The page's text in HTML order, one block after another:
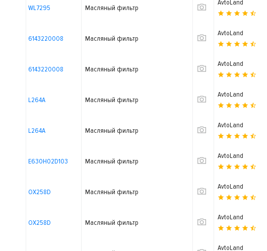
WL7295 Масляный фильтр
AvtoLand
6143220008 Масляный фильтр
AvtoLand
6143220008 Масляный фильтр
AvtoLand
L264A Масляный фильтр
AvtoLand
L264A Масляный фильтр
AvtoLand
E630H02D103 Масляный фильтр
AvtoLand
OX258D Масляный фильтр
AvtoLand
OX258D Масляный фильтр
AvtoLand
AvtoLand